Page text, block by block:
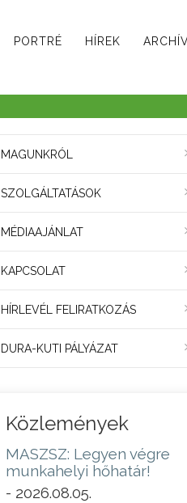
PORTRÉ HÍREK
MAGUNKRÓL
SZOLGÁLTATÁSOK
MÉDIAAJÁNLAT
KAPCSOLAT
HÍRLEVÉL FELIRATKOZÁS
DURA-KUTI PÁLYÁZAT
Közlemények
MASZSZ: Legyen végre
munkahelyi hőhatár!
- 2026.08.05.